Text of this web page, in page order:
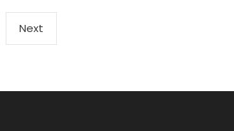
Next
page